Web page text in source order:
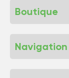
Boutique
Navigation